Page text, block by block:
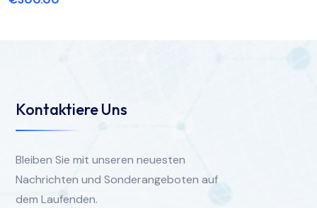
Kontaktiere Uns
Bleiben Sie mit unseren neuesten
Nachrichten und Sonderangeboten auf
dem Laufenden.